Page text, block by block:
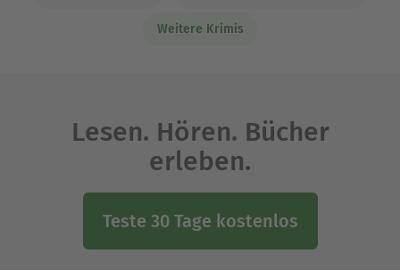
Weitere Krimis
Lesen. Hören. Bücher
erleben.
Teste 30 Tage kostenlos